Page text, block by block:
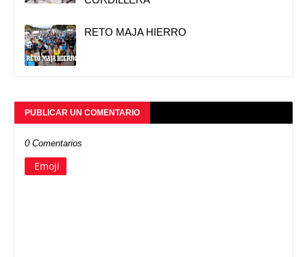
RETO MAJA HIERRO
PUBLICAR UN COMENTARIO
0 Comentarios
Emoji